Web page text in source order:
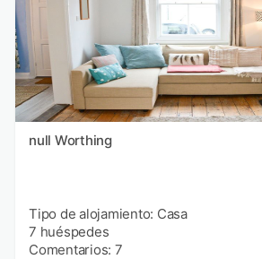
null Worthing
Tipo de alojamiento: Casa
7 huéspedes
Comentarios: 7